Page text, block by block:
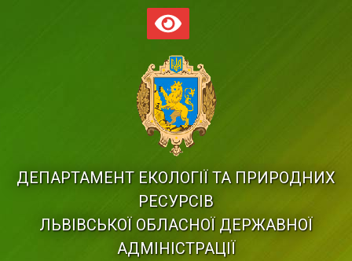
ДЕПАРТАМЕНТ ЕКОЛОГІЇ ТА ПРИРОДНИХ
РЕСУРСІВ
ЛЬВІВСЬКОЇ ОБЛАСНОЇ ДЕРЖАВНОЇ
АДМІНІСТРАЦІЇ